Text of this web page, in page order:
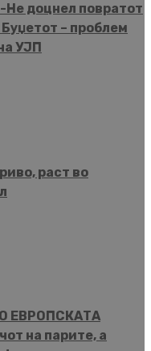
доцнел повратот
– проблем
УЈП
раст во
ЕВРОПСКАТА
на парите, а